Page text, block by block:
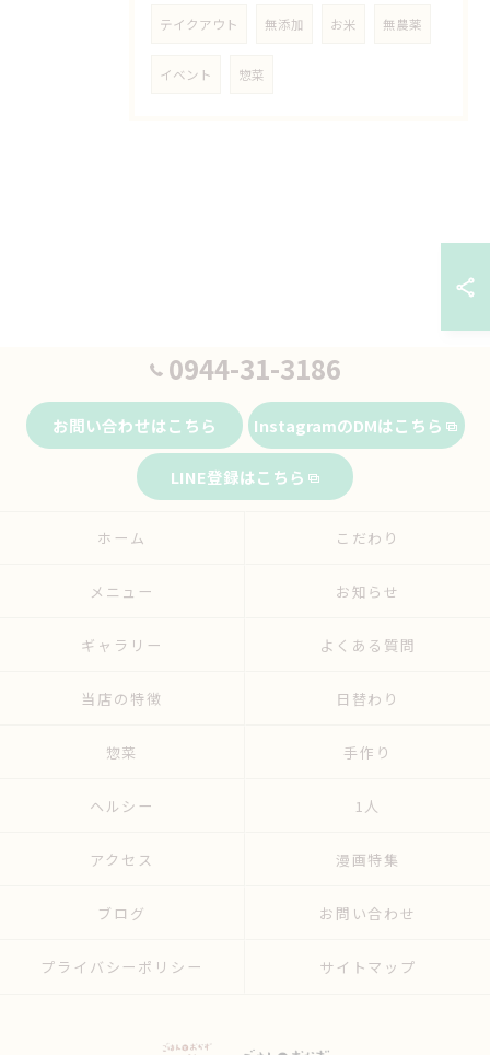
テイクアウト 無添加 お米 無農薬
イベント 惣菜
0944-31-3186
お問い合わせはこちら InstagramのDMはこちら
LINE登録はこちら
ホーム こだわり
メニュー お知らせ
ギャラリー よくある質問
当店の特徴 日替わり
惣菜 手作り
ヘルシー 1人
アクセス 漫画特集
ブログ お問い合わせ
プライバシーポリシー サイトマップ